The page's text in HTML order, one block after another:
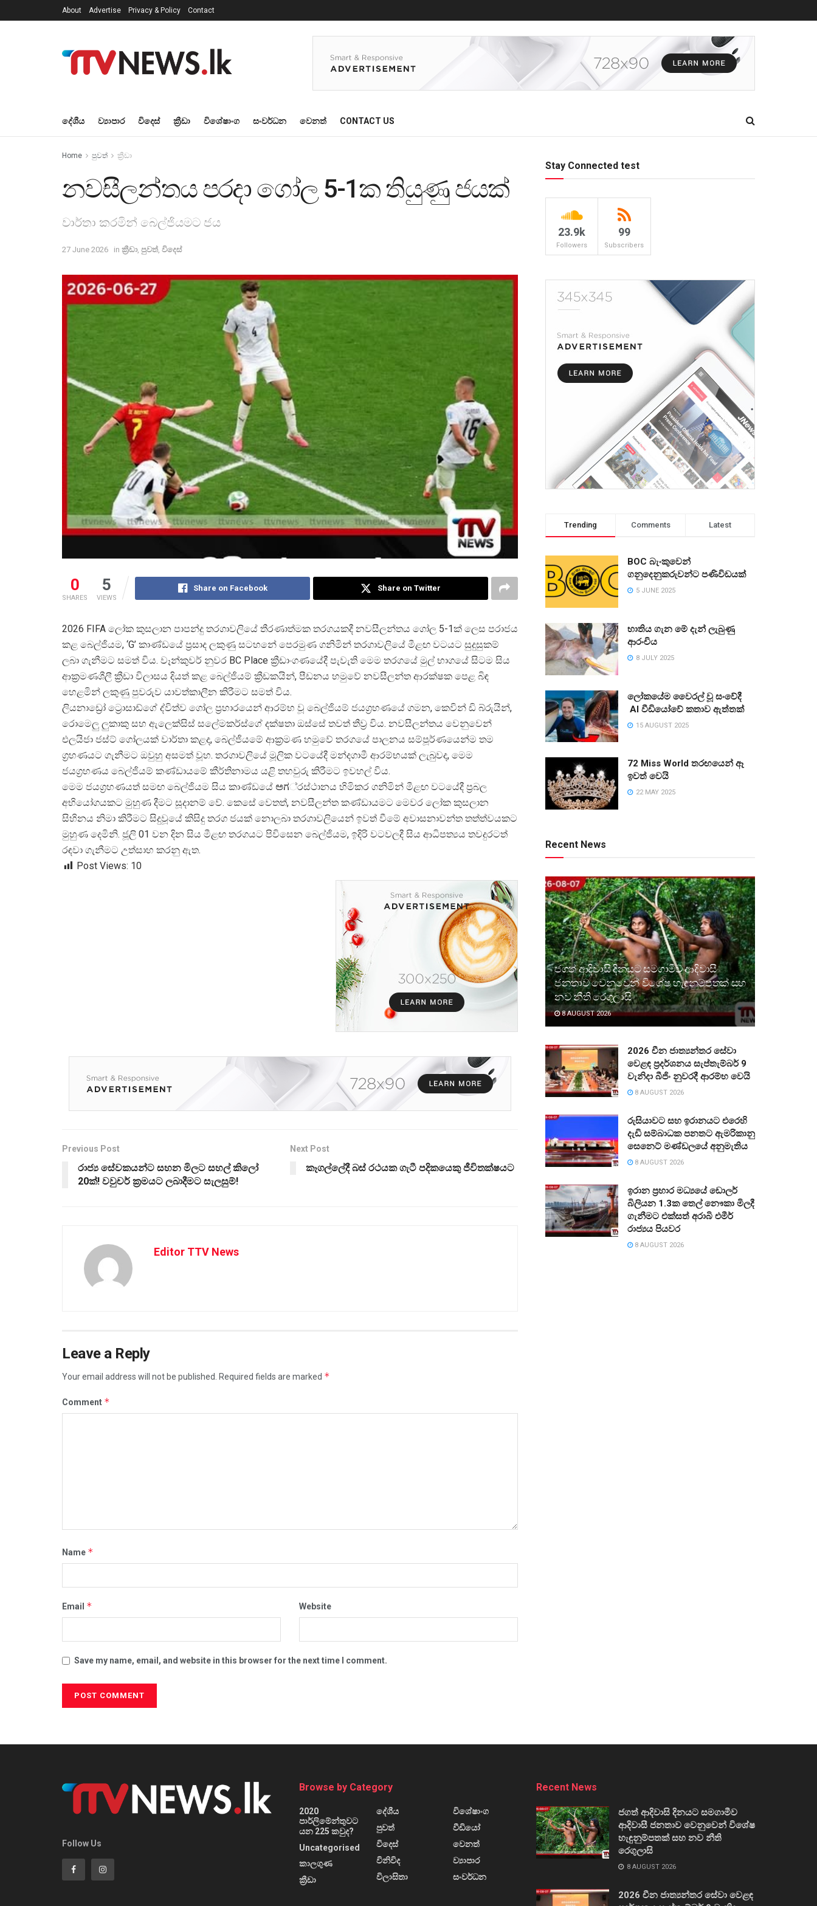
About Advertise Privacy & Policy Contact
දේශීය ව්‍යාපාර විදෙස් ක්‍රීඩා විශේෂාංග සංවර්ධන වෙනත් CONTACT US
Home පුවත් ක්‍රීඩා
නවසීලන්තය පරදා ගෝල 5-1ක තියුණු ජයක්
වාර්තා කරමින් බෙල්ජියමට ජය
27 June 2026 in ක්‍රීඩා පුවත් විදෙස්
0
SHARES
5
VIEWS
Share on Facebook Share on Twitter
2026 FIFA ලෝක කුසලාන පාපන්දු තරගාවලියේ තීරණාත්මක තරගයකදී නවසීලන්තය ගෝල 5-1ක් ලෙස පරාජය
කළ බෙල්ජියම, ‘G’ කාණ්ඩයේ ප්රසාද ලකුණු සටහනේ පෙරමුණ ගනිමින් තරගාවලියේ මීළඟ වටයට සුදුසුකම්
ලබා ගැනීමට සමත් විය. වෑන්කුවර් නුවර BC Place ක්රීඩාංගණයේදී පැවැති මෙම තරගයේ මුල් භාගයේ සිටම සිය
ආක්රමණශීලී ක්රීඩා විලාසය දියත් කළ බෙල්ජියම් ක්රීඩකයින්, පීඩනය හමුවේ නවසීලන්ත ආරක්ෂක පෙළ බිඳ
හෙළමින් ලකුණු පුවරුව යාවත්කාලීන කිරීමට සමත් විය.
ලියනාඩ් රෝ ට්රොසාඩ්ගේ ද්විත්ව ගෝල ප්රහාරයෙන් ආරම්භ වූ බෙල්ජියම් ජයග්රහණයේ ගමන, කෙවින් ඩි බ්රුයින්,
රොමෙලු ලුකාකු සහ ඇලෙක්සිස් සලේමකර්ස්ගේ දක්ෂතා ඔස්සේ තවත් තීව් ර විය. නවසීලන්තය වෙනුවෙන්
එලයිජා ජස්ට් ගෝලයක් වාර්තා කළද, බෙල්ජියමේ ආක්රමණ හමුවේ තරගයේ පාලනය සම්පූර්ණයෙන්ම තම
ග්රහණයට ගැනීමට ඔවුහු අසමත් වූහ. තරගාවලියේ මූලික වටයේදී මන්දගාමී ආරම්භයක් ලැබුවද, මෙම
ජයග්රහණය බෙල්ජියම් කණ්ඩායමේ කීර්තිනාමය යළි තහවුරු කිරීමට ඉවහල් විය.
මෙම ජයග්රහණයත් සමඟ බෙල්ජියම සිය කාණ්ඩයේ ಅಗ්රස්ථානය හිමිකර ගනිමින් මීළඟ වටයේදී ප්රබල
අභියෝගයකට මුහුණ දීමට සූදානම් වේ. කෙසේ වෙතත්, නවසීලන්ත කණ්ඩායමට මෙවර ලෝක කුසලාන
සිහිනය නිමා කිරීමට සිදුවූයේ කිසිදු තරග ජයක් නොලබා තරගාවලියෙන් ඉවත් වීමේ අවාසනාවන්ත තත්ත්වයකට
මුහුණ දෙමිනි. ජූලි 01 වන දින සිය මීළඟ තරගයට පිවිසෙන බෙල්ජියම, ඉදිරි වටවලදී සිය ආධිපත්යය තවදුරටත්
රඳවා ගැනීමට උත්සාහ කරනු ඇත.
Post Views: 10
Previous Post
රාජ්‍ය සේවකයන්ට සහන මිලට සහල් කිලෝ
20ක්! වවුචර් ක්‍රමයට ලබාදීමට සැලසුම්!
Next Post
කෑගල්ලේදී බස් රථයක ගැටී පදිකයෙකු ජීවිතක්ෂයට
Editor TTV News
Leave a Reply
Your email address will not be published. Required fields are marked *
Comment *
Name *
Email * Website
Save my name, email, and website in this browser for the next time I comment.
Stay Connected test
23.9k
Followers
99
Subscribers
Trending Comments Latest
BOC බැංකුවෙන්
ගනුදෙනුකරුවන්ට පණිවිඩයක්
5 JUNE 2025
භාතිය ගැන මේ දැන් ලැබුණු
ආරංචිය
8 JULY 2025
ලෝකයේම වෛරල් වූ සංවේදී
AI වීඩියෝවේ කතාව ඇත්තක්
15 AUGUST 2025
72 Miss World තරඟයෙන් ඈ
ඉවත් වෙයි
22 MAY 2025
Recent News
ජගත් ආදිවාසි දිනයට සමගාමීව ආදිවාසී
ජනතාව වෙනුවෙන් විශේෂ හැඳුනුම්පතක් සහ
නව නීති රෙගුලාසි
8 AUGUST 2026
2026 චීන ජාත්‍යන්තර සේවා
වෙළඳ ප්‍රදර්ශනය සැප්තැම්බර් 9
වැනිදා බීජිං නුවරදී ආරම්භ වෙයි
8 AUGUST 2026
රුසියාවට සහ ඉරානයට එරෙහි
දැඩි සම්බාධක පනතට ඇමරිකානු
සෙනෙට් මණ්ඩලයේ අනුමැතිය
8 AUGUST 2026
ඉරාන ප්‍රහාර මධ්‍යයේ ඩොලර්
බිලියන 1.3ක තෙල් නෞකා මිලදී
ගැනීමට එක්සත් අරාබි එමීර්
රාජ්‍යය පියවර
8 AUGUST 2026
Follow Us
Browse by Category
2020
පාර්ලිමේන්තුවට
යන 225 කවුද?
Uncategorised
කාලගුණ
ක්‍රීඩා
දේශීය
පුවත්
විදෙස්
විනිවිද
විලාසිතා
විශේෂාංග
වීඩියෝ
වෙනත්
ව්‍යාපාර
සංවර්ධන
Recent News
ජගත් ආදිවාසි දිනයට සමගාමීව
ආදිවාසී ජනතාව වෙනුවෙන් විශේෂ
හැඳුනුම්පතක් සහ නව නීති
රෙගුලාසි
8 AUGUST 2026
2026 චීන ජාත්‍යන්තර සේවා වෙළඳ